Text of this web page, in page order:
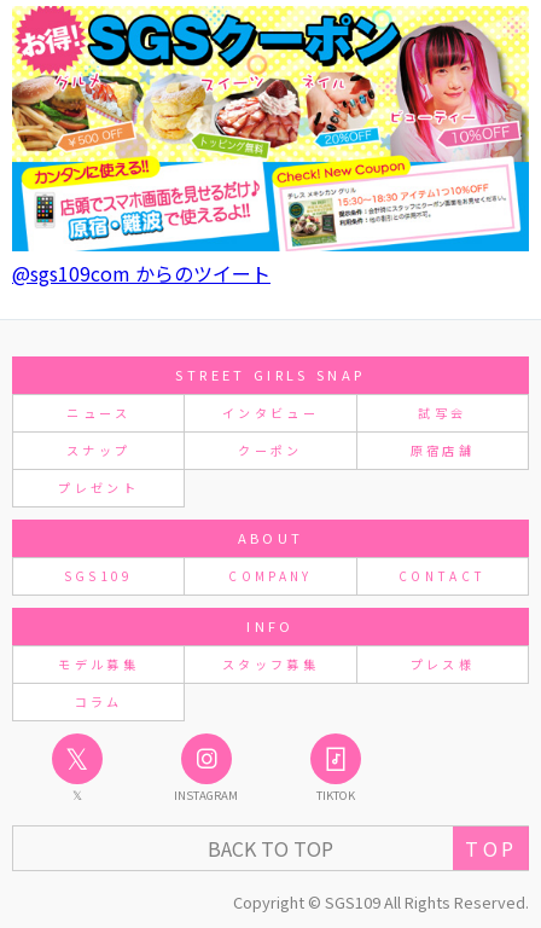
@sgs109com からのツイート
STREET GIRLS SNAP
ニュース インタビュー 試写会
スナップ クーポン 原宿店舗
プレゼント
ABOUT
SGS109 COMPANY CONTACT
INFO
モデル募集 スタッフ募集 プレス様
コラム
𝕏
𝕏 INSTAGRAM TIKTOK
BACK TO TOP
Copyright © SGS109 All Rights Reserved.
TOP